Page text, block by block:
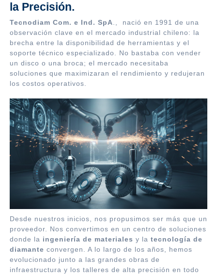
la Precisión.
Tecnodiam Com. e Ind. SpA ., nació en 1991 de una
observación clave en el mercado industrial chileno: la
brecha entre la disponibilidad de herramientas y el
soporte técnico especializado. No bastaba con vender
un disco o una broca; el mercado necesitaba
soluciones que maximizaran el rendimiento y redujeran
los costos operativos.
Desde nuestros inicios, nos propusimos ser más que un
proveedor. Nos convertimos en un centro de soluciones
donde la ingeniería de materiales y la tecnología de
diamante convergen. A lo largo de los años, hemos
evolucionado junto a las grandes obras de
infraestructura y los talleres de alta precisión en todo